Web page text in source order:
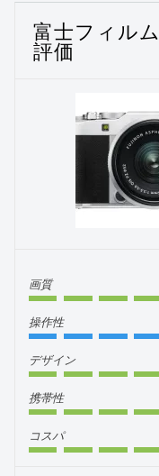
富士フィル
評価
画質
操作性
デザイン
携帯性
コスパ